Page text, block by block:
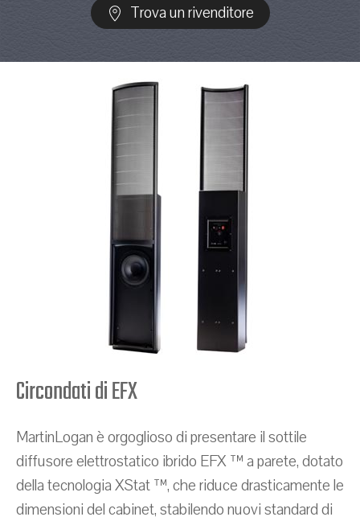
Trova un rivenditore
Circondati di EFX
MartinLogan è orgoglioso di presentare il sottile
diffusore elettrostatico ibrido EFX ™ a parete, dotato
della tecnologia XStat ™, che riduce drasticamente le
dimensioni del cabinet, stabilendo nuovi standard di